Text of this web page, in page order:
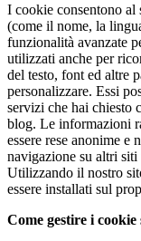
I cookie consentono al
(come il nome, la
funzionalità avanzate
utilizzati anche per
del testo, font ed altre
personalizzare. Essi
servizi che hai chiesto
blog. Le informazioni
essere rese anonime
navigazione su altri siti
Utilizzando il nostro
essere installati sul
Come gestire i